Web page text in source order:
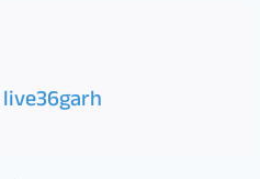
live36garh